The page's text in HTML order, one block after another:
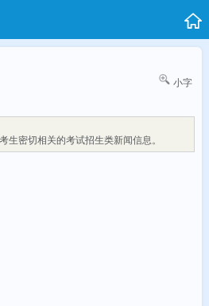
小字
密切相关的考试招生类新闻信息。